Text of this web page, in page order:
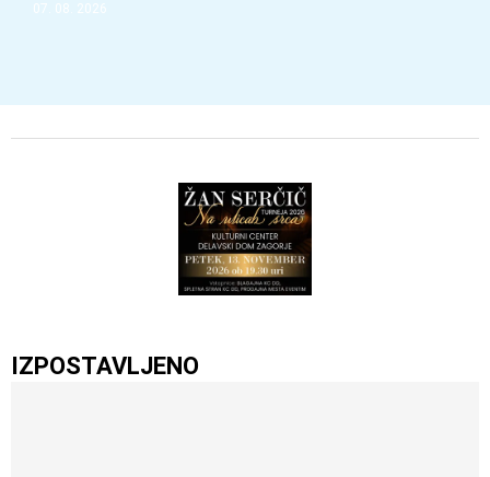
07. 08. 2026
IZPOSTAVLJENO